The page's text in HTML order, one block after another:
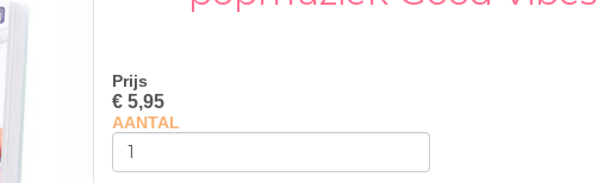
Prijs
€ 5,95
AANTAL